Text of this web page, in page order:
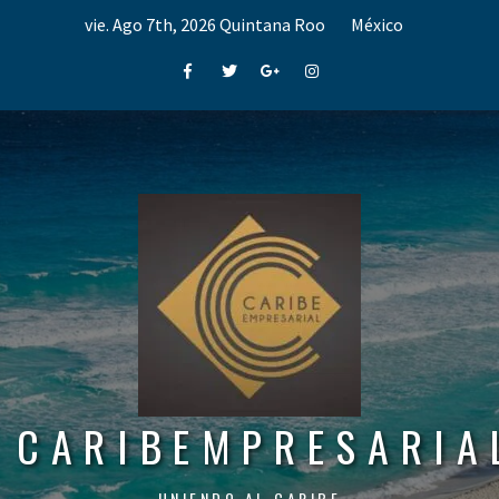
vie. Ago 7th, 2026 Quintana Roo México
FacebookTwitterGoogle+Instagram